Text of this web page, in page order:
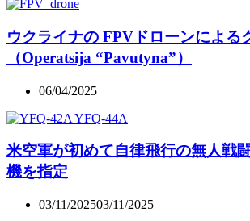
ウクライナの FPVドローンによる
（Operatsija “Pavutyna”）
06/04/2025
米空軍が初めて自律飛行の無人戦
機を指定
03/11/202503/11/2025